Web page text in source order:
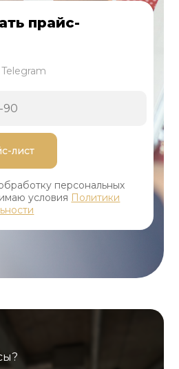
прайс-
Telegram
персональных
условия Политики